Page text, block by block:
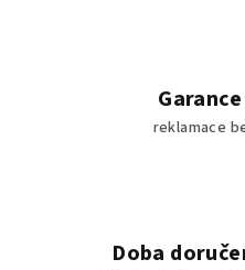
reklamace
Doba